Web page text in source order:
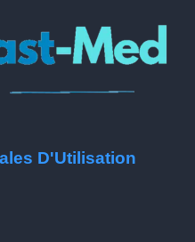
D'Utilisation